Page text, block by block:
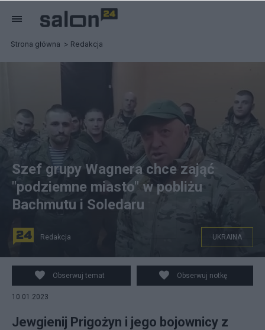
Strona główna Redakcja
Jewgienij Prigożyn, nazywany "kucharzem Putina", i jego
najemnicy. Fot. Twitter/screenshot
Szef grupy Wagnera chce zająć
"podziemne miasto" w pobliżu
Bachmutu i Soledaru
Redakcja UKRAINA
Obserwuj temat Obserwuj notkę
10.01.2023
Jewgienij Prigożyn i jego bojownicy z